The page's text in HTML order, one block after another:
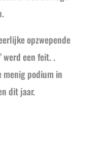
opzwepende
werd een feit. .
menig podium in
dit jaar.